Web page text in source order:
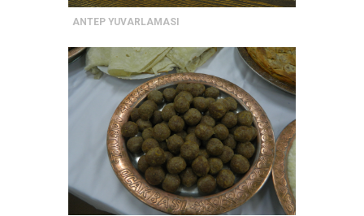
ANTEP YUVARLAMASI